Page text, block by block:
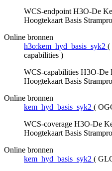
WCS-endpoint H3O-De
Hoogtekaart Basis
Online bronnen
h3o:kem_hyd_basis_syk2 (
capabilities )
WCS-capabilities H3O-De
Hoogtekaart Basis
Online bronnen
kem_hyd_basis_syk2 (
WCS-coverage H3O-De
Hoogtekaart Basis
Online bronnen
kem_hyd_basis_syk2 (